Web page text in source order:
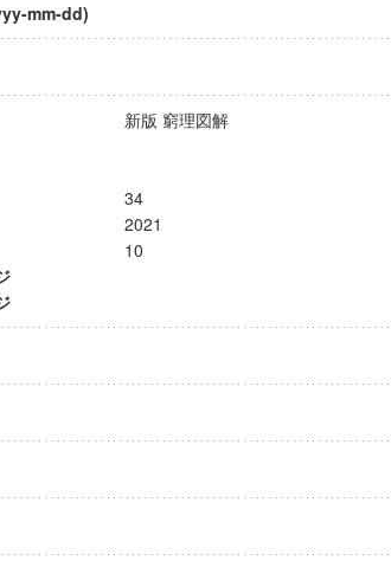
mm-dd)
新版 窮理図解
34
2021
10